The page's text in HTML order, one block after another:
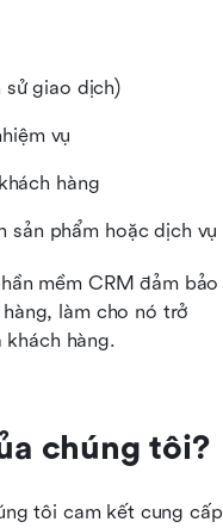
sử giao dịch)
vụ
hàng
sản phẩm hoặc dịch vụ
mềm CRM đảm bảo
làm cho nó trở
hàng.
chúng tôi?
tôi cam kết cung cấp